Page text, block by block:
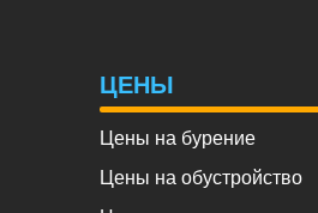
ЦЕНЫ
Цены на бурение
Цены на обустройство